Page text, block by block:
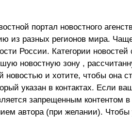
портал новостного
из разных регионов мира.
России. Категории
новостную зону ,
новостью и хотите, чтобы она
указан в контактах. Если
запрещенным контентом
автора (при желании).